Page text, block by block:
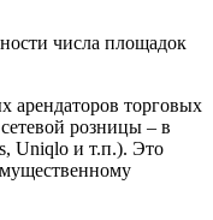
числа площадок
арендаторов торговых
розницы – в
Uniqlo и т.п.). Это